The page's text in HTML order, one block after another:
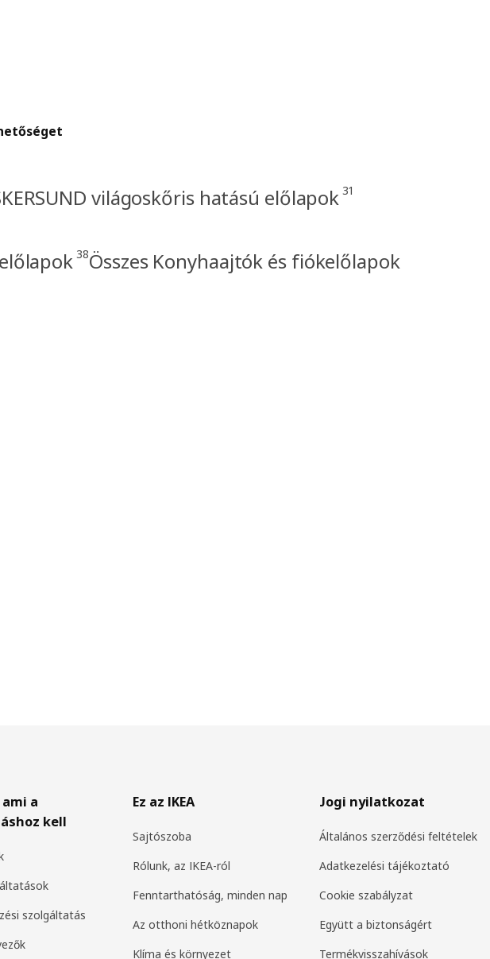
világoskőris hatású előlapok 31
38Összes Konyhaajtók és fiókelőlapok
a
kell
szolgáltatás
Ez az IKEA
Sajtószoba
Rólunk, az IKEA-ról
Fenntarthatóság, minden nap
Az otthoni hétköznapok
Klíma és környezet
Jogi nyilatkozat
Általános szerződési feltételek
Adatkezelési tájékoztató
Cookie szabályzat
Együtt a biztonságért
Termékvisszahívások